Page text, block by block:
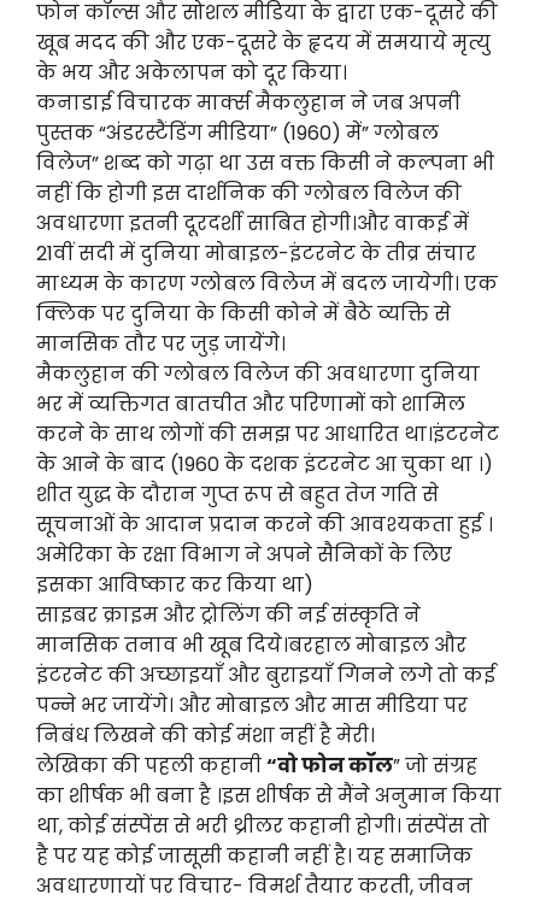
फोन कॉल्स और सोशल मीडिया के द्वारा एक-दूसरे की
खूब मदद की और एक-दूसरे के हृदय में समयाये मृत्यु
के भय और अकेलापन को दूर किया।
कनाडाई विचारक मार्क्स मैकलुहान ने जब अपनी
पुस्तक “अंडरस्टैंडिंग मीडिया” (1960) में” ग्लोबल
विलेज” शब्द को गढ़ा था उस वक्त किसी ने कल्पना भी
नहीं कि होगी इस दार्शनिक की ग्लोबल विलेज की
अवधारणा इतनी दूरदर्शी साबित होगी।और वाकई में
21वीं सदी में दुनिया मोबाइल-इंटरनेट के तीव्र संचार
माध्यम के कारण ग्लोबल विलेज में बदल जायेगी। एक
क्लिक पर दुनिया के किसी कोने में बैठे व्यक्ति से
मानसिक तौर पर जुड़ जायेंगे।
मैकलुहान की ग्लोबल विलेज की अवधारणा दुनिया
भर में व्यक्तिगत बातचीत और परिणामों को शामिल
करने के साथ लोगों की समझ पर आधारित था।इंटरनेट
के आने के बाद (1960 के दशक इंटरनेट आ चुका था ।)
शीत युद्ध के दौरान गुप्त रूप से बहुत तेज गति से
सूचनाओं के आदान प्रदान करने की आवश्यकता हुई ।
अमेरिका के रक्षा विभाग ने अपने सैनिकों के लिए
इसका आविष्कार कर किया था)
साइबर क्राइम और ट्रोलिंग की नई संस्कृति ने
मानसिक तनाव भी खूब दिये।बरहाल मोबाइल और
इंटरनेट की अच्छाइयाँ और बुराइयाँ गिनने लगे तो कई
पन्ने भर जायेंगे। और मोबाइल और मास मीडिया पर
निबंध लिखने की कोई मंशा नहीं है मेरी।
लेखिका की पहली कहानी“वो फोन कॉल” जो संग्रह
का शीर्षक भी बना है ।इस शीर्षक से मैंने अनुमान किया
था, कोई संस्पेंस से भरी थ्रीलर कहानी होगी। संस्पेंस तो
है पर यह कोई जासूसी कहानी नहीं है। यह समाजिक
अवधारणायों पर विचार- विमर्श तैयार करती, जीवन